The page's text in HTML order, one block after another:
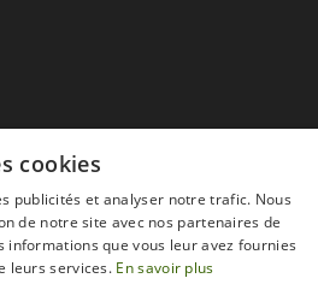
cookies
publicités et analyser notre trafic. Nous
de notre site avec nos partenaires de
que vous leur avez fournies
leurs services. En savoir plus